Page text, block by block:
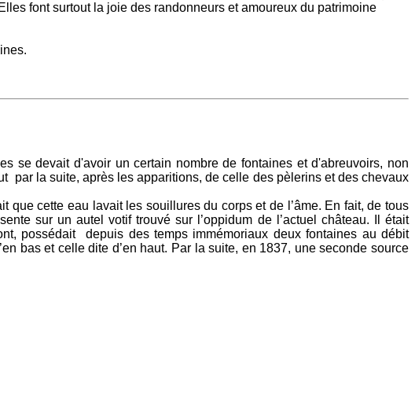
font surtout la joie des randonneurs et amoureux du patrimoine
se devait d'avoir un certain nombre de fontaines et d'abreuvoirs, non
par la suite, après les apparitions, de celle des pèlerins et des chevaux
cette eau lavait les souillures du corps et de l’âme. En fait, de tous
sur un autel votif trouvé sur l’oppidum de l’actuel château. Il était
possédait depuis des temps immémoriaux deux fontaines au débit
bas et celle dite d’en haut. Par la suite, en 1837, une seconde source